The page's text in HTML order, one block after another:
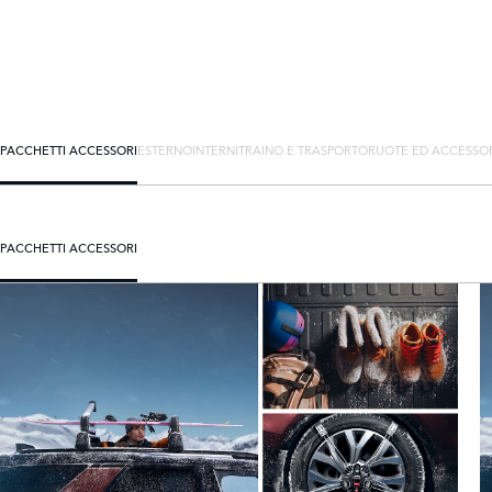
PACCHETTI ACCESSORIESTERNOINTERNITRAINO E TRASPORTORUOTE ED
PACCHETTI ACCESSORI